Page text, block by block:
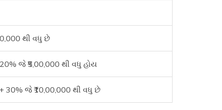
થી વધુ છે
જે ₹5,00,000 થી વધુ હોય
30% જે ₹10,00,000 થી વધુ છે